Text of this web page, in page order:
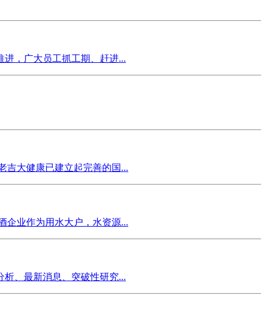
，广大员工抓工期、赶进...
吉大健康已建立起完善的国...
企业作为用水大户，水资源...
、最新消息、突破性研究...